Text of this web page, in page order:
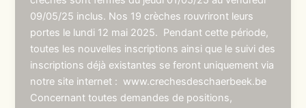
09/05/25 inclus. Nos 19 crèches rouvriront leurs
portes le lundi 12 mai 2025. Pendant cette période,
toutes les nouvelles inscriptions ainsi que le suivi des
inscriptions déjà existantes se feront uniquement via
notre site internet : www.crechesdeschaerbeek.be
Concernant toutes demandes de positions,